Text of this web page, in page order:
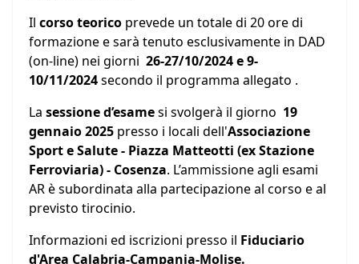
Il corso teorico prevede un totale di 20 ore di
formazione e sarà tenuto esclusivamente in DAD
(on-line) nei giorni 26-27/10/2024 e 9-
10/11/2024secondo il programma allegato .
La sessione d’esamesi svolgerà il giorno 19
gennaio 2025 presso i locali dell'Associazione
Sport e Salute - Piazza Matteotti (ex Stazione
Ferroviaria) - Cosenza. L’ammissione agli esami
AR è subordinata alla partecipazione al corso e al
previsto tirocinio.
Informazioni ed iscrizioni presso il Fiduciario
d'Area Calabria-Campania-Molise.